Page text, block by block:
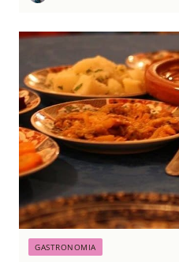
GASTRONOMIA